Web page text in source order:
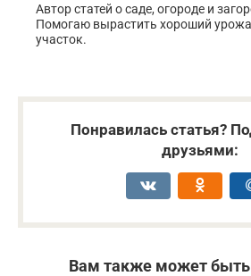
Автор статей о саде, огороде и
Помогаю вырастить хороший
участок.
Понравилась статья?
друзьями:
Вам также может быть